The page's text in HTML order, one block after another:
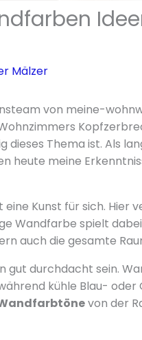
Mälzer
von meine-
dieses Thema ist. Als
heute meine
eine Kunst für sich. Hier
Wandfarbe spielt
auch die gesamte
gut durchdacht sein.
kühle Blau- oder
von der